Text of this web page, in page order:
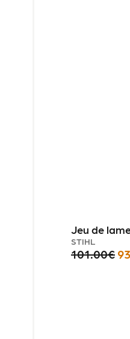
Jeu de
STIHL
101.00€